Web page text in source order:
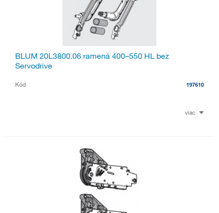
BLUM 20L3800.06 ramená 400–550 HL bez
Servodrive
Kód 197610
viac